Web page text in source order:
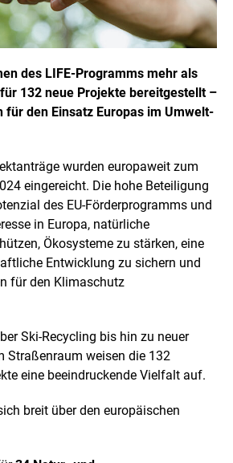
f
o
r
i
o
n
f
n
e
des LIFE-Programms mehr als
132 neue Projekte bereitgestellt –
für den Einsatz Europas im Umwelt-
wurden europaweit zum
eingereicht. Die hohe Beteiligung
des EU-Förderprogramms und
in Europa, natürliche
Ökosysteme zu stärken, eine
Entwicklung zu sichern und
für den Klimaschutz
Ski-Recycling bis hin zu neuer
Straßenraum weisen die 132
eine beeindruckende Vielfalt auf.
breit über den europäischen